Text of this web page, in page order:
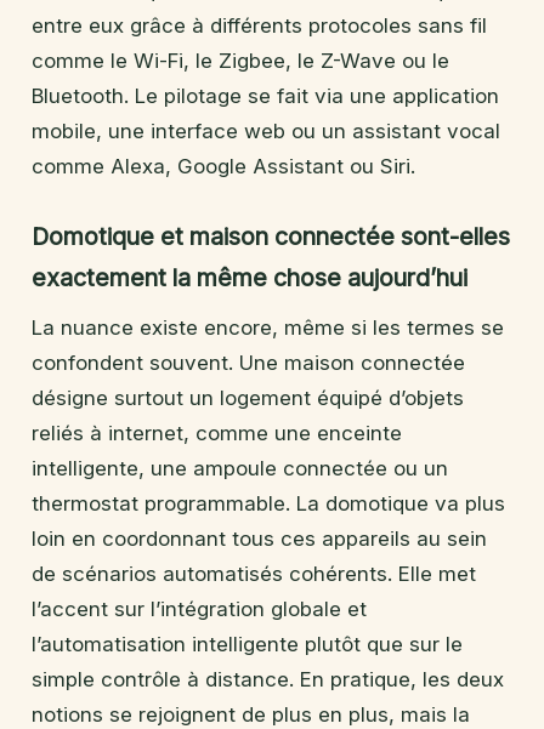
entre eux grâce à différents protocoles sans fil
comme le Wi-Fi, le Zigbee, le Z-Wave ou le
Bluetooth. Le pilotage se fait via une application
mobile, une interface web ou un assistant vocal
comme Alexa, Google Assistant ou Siri.
Domotique et maison connectée sont-elles
exactement la même chose aujourd’hui
La nuance existe encore, même si les termes se
confondent souvent. Une maison connectée
désigne surtout un logement équipé d’objets
reliés à internet, comme une enceinte
intelligente, une ampoule connectée ou un
thermostat programmable. La domotique va plus
loin en coordonnant tous ces appareils au sein
de scénarios automatisés cohérents. Elle met
l’accent sur l’intégration globale et
l’automatisation intelligente plutôt que sur le
simple contrôle à distance. En pratique, les deux
notions se rejoignent de plus en plus, mais la